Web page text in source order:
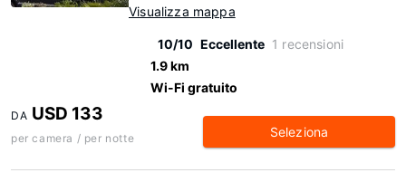
Visualizza mappa
10/10 Eccellente 1 recensioni
1.9 km
Wi-Fi gratuito
DA USD 133
per camera / per notte Seleziona